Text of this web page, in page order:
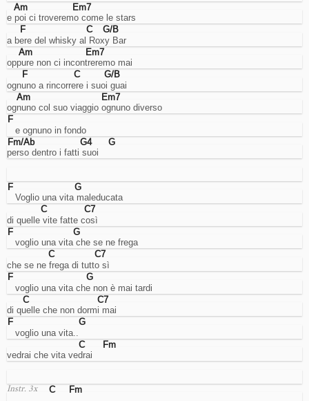
analisi
traffico
interventi
sull'ottimizzazione
sito.
Advertising
Cookies
tracciamento
visualizzazione
annunci
mirati.
Nota:
annunci
vengono
pubblicati
comunque,
ma
saranno
meno
Am
Em7
e poi ci troveremo come le stars
F
C
G/B
a bere del whisky al Roxy Bar
Am
Em7
oppure non ci incontreremo mai
F
C
G/B
ognuno a rincorrere i suoi guai
Am
Em7
ognuno col suo viaggio ognuno diverso
F
   e ognuno in fondo
Fm/Ab
G4
G
perso dentro i fatti suoi
F
G
   Voglio una vita maleducata
C
C7
di quelle vite fatte così
F
G
   voglio una vita che se ne frega
C
C7
che se ne frega di tutto sì
F
G
   voglio una vita che non è mai tardi
C
C7
di quelle che non dormi mai
F
G
   voglio una vita..
C
Fm
vedrai che vita vedrai
C Fm
Instr. 3x